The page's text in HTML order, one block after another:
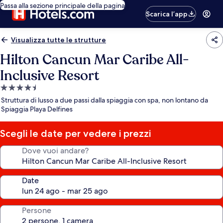
Passa alla sezione principale della pagina
Scarica l’app
Visualizza tutte le strutture
Hilton Cancun Mar Caribe All-
Inclusive Resort
Struttura
a
4.5
stelle
Struttura di lusso a due passi dalla spiaggia con spa, non lontano da
Spiaggia Playa Delfines
Scegli le date per vedere i prezzi
Dove vuoi andare?
Date
Persone